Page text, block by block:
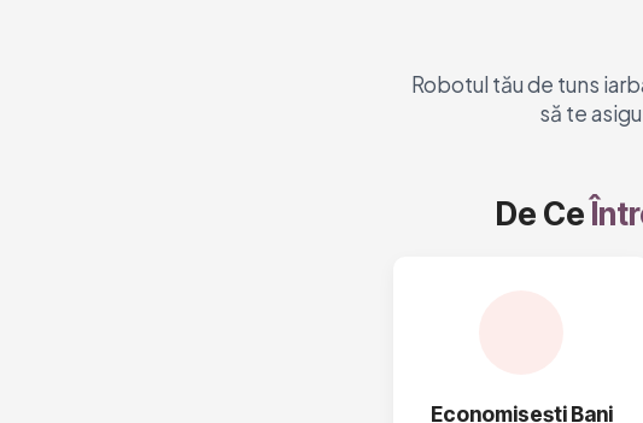
Robotul tău de tuns
să te
De Ce
Economisești Bani